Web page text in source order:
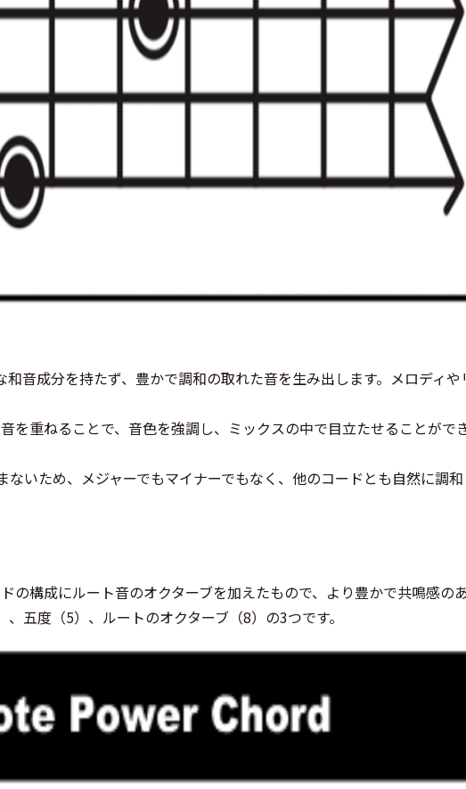
和音成分を持たず、豊かで調和の取れた音を生み出します。メロディや
を重ねることで、音色を強調し、ミックスの中で目立たせることがで
ないため、メジャーでもマイナーでもなく、他のコードとも自然に調
の構成にルート音のオクターブを加えたもので、より豊かで共鳴感の
五度（5）、ルートのオクターブ（8）の3つです。